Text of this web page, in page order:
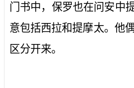
门书中，保罗也在问安中
意包括西拉和提摩太。他
区分开来。